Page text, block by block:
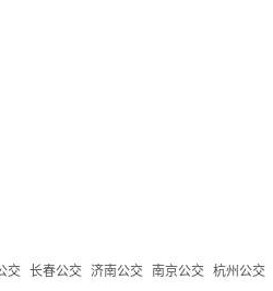
交 长春公交 济南公交 南京公交 杭州公交